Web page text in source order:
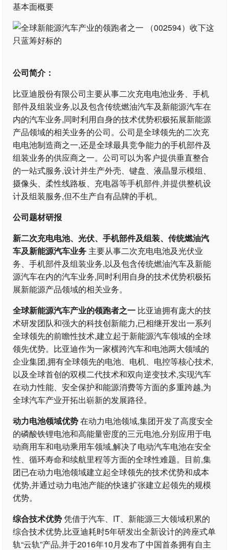
基本面概要
公司简介：
比亚迪股份有限公司主要从事二次充电电池业务、手机
部件及组装业务,以及包含传统燃油汽车及新能源汽车在
内的汽车业务,同时利用自身的技术优势积极拓展新能源
产品领域的相关业务的公司。公司是全球领先的二次充
电电池制造商之一,还是全球最具竞争能力的手机部件及
组装业务的供应商之一。公司可以为客户提供垂直整合
的一站式服务,设计并生产外壳、键盘、液晶显示模组、
摄像头、柔性线路板、充电器等手机部件,并提供整机设
计及组装服务,但不生产自有品牌的手机。
公司题材研报
新二次充电电池、光伏、手机部件及组装、传统燃油汽
车及新能源汽车业务 主要从事二次充电电池及光伏业
务、手机部件及组装业务,以及包含传统燃油汽车及新能
源汽车在内的汽车业务,同时利用自身的技术优势积极拓
展新能源产品领域的相关业务。
全球新能源汽车产业的领跑者之一 比亚迪拥有庞大的技
术研发团队和强大的科技创新能力,已相继开发出一系列
全球领先的前瞻性技术,建立起于新能源汽车领域的全球
领先优势。比亚迪作为一家横跨汽车和电池两大领域的
企业集团,拥有全球领先的电池、电机、电控等核心技术,
以及全球首创的双模二代技术和双向逆变技术,实现汽车
在动力性能、安全保护和能源消费等方面的多重跨越,为
全球汽车产业开拓出崭新的发展路径。
动力电池领域优势在动力电池领域,集团开发了高度安全
的磷酸铁锂电池和高能量密度的三元电池,分别应用于电
动商用车和电动乘用车领域,解决了电动汽车电池在安全
性、循环寿命和续航里程等方面的全球性难题。目前,集
团已在动力电池领域建立起全球领先的技术优势和成本
优势,并通过动力电池产能的快速扩张建立起领先的规模
优势。
综合技术优势凭借于汽车、IT、新能源三大领域积累的
综合技术优势,比亚迪耗时5年研发出全新设计的跨座式单
轨“云轨”产品,并于2016年10月发布了中国首条拥有自主